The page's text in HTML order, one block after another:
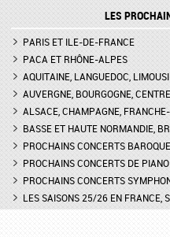
LES
PARIS ET ILE-DE-FRANCE
PACA ET RHÔNE-ALPES
AQUITAINE, LANGUEDOC,
AUVERGNE, BOURGOGNE, CENTRE
ALSACE, CHAMPAGNE,
BASSE ET HAUTE NORMANDIE,
PROCHAINS CONCERTS
PROCHAINS CONCERTS DE PIANO
PROCHAINS CONCERTS
LES SAISONS 25/26 EN FRANCE,